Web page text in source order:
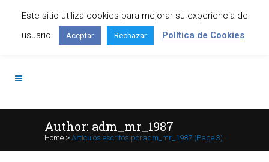
Contáctanos: +34 645 295 966
Author: adm_mr_1987
Home > Artículos escritos poradm_mr_1987 (Page 3)
Este sitio utiliza cookies para mejorar su experiencia de
usuario.
Aceptar Rechazar Política de Cookies